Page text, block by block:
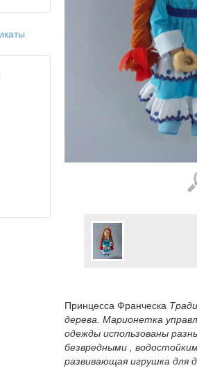
Принцесса Франческа
дерева. Марионетка
одежды использованы
безвредными ,
развивающая игрушка для